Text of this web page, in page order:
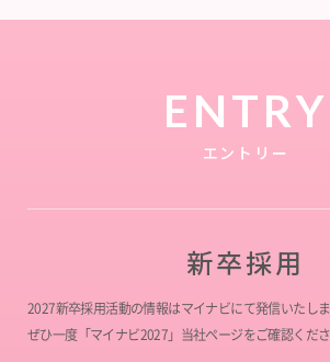
ENTRY
エントリー
新卒採用
2027新卒採用活動の情報はマイナビにて発信いたしま
ぜひ一度「マイナビ2027」当社ページをご確認くださ